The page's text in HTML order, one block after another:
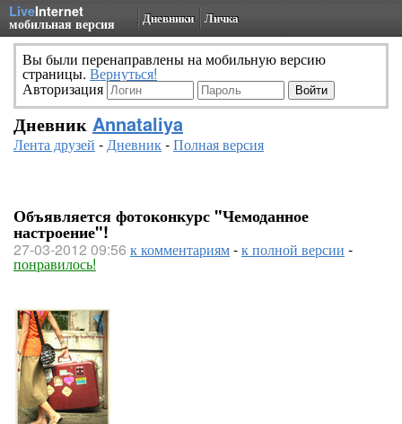
LiveInternet
мобильная версия Дневники Личка
Вы были перенаправлены на мобильную версию
страницы. Вернуться!
Авторизация
Дневник Annataliya
Лента друзей -Дневник-Полная версия
Объявляется фотоконкурс "Чемоданное
настроение"!
27-03-2012 09:56 к комментариям-к полной версии -
понравилось!